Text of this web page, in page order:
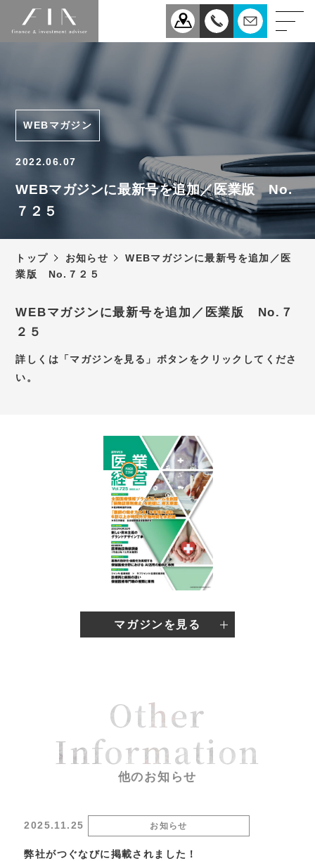
事業承継
税理士法人FIAについて
スタッフ紹介
お知らせ
新型コロナウィルス感染症
予防対策について
アクセス
お問い合わせ
新卒採用サイト
WEBマガジン
2022.06.07
WEBマガジンに最新号を追加／医業版 No.
７２５
トップ お知らせ
WEBマガジンに最新号を追加／医
業版 No.７２５
WEBマガジンに最新号を追加／医業版 No.７
２５
詳しくは「マガジンを見る」ボタンをクリックしてくださ
い。
マガジンを見る
Other
Information
他のお知らせ
2025.11.25 お知らせ
弊社がつぐなびに掲載されました！